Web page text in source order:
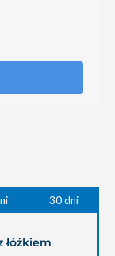
30 dni
łóżkiem